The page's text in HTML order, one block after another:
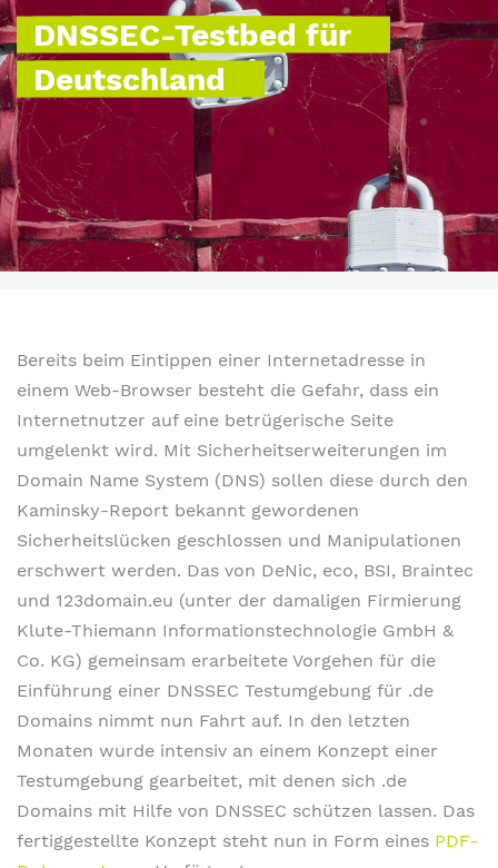
DNSSEC-Testbed für
Deutschland
Bereits beim Eintippen einer Internetadresse in
einem Web-Browser besteht die Gefahr, dass ein
Internetnutzer auf eine betrügerische Seite
umgelenkt wird. Mit Sicherheitserweiterungen im
Domain Name System (DNS) sollen diese durch den
Kaminsky-Report bekannt gewordenen
Sicherheitslücken geschlossen und Manipulationen
erschwert werden. Das von DeNic, eco, BSI, Braintec
und 123domain.eu (unter der damaligen Firmierung
Klute-Thiemann Informationstechnologie GmbH &
Co. KG) gemeinsam erarbeitete Vorgehen für die
Einführung einer DNSSEC Testumgebung für .de
Domains nimmt nun Fahrt auf. In den letzten
Monaten wurde intensiv an einem Konzept einer
Testumgebung gearbeitet, mit denen sich .de
Domains mit Hilfe von DNSSEC schützen lassen. Das
fertiggestellte Konzept steht nun in Form eines PDF-